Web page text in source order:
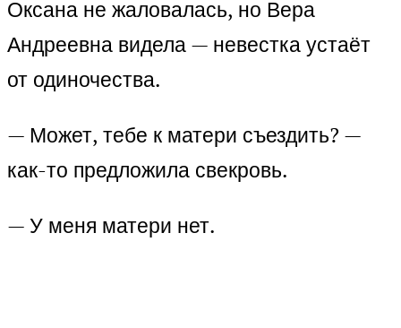
Оксана не жаловалась, но Вера
Андреевна видела — невестка устаёт
от одиночества.
— Может, тебе к матери съездить? —
как-то предложила свекровь.
— У меня матери нет.